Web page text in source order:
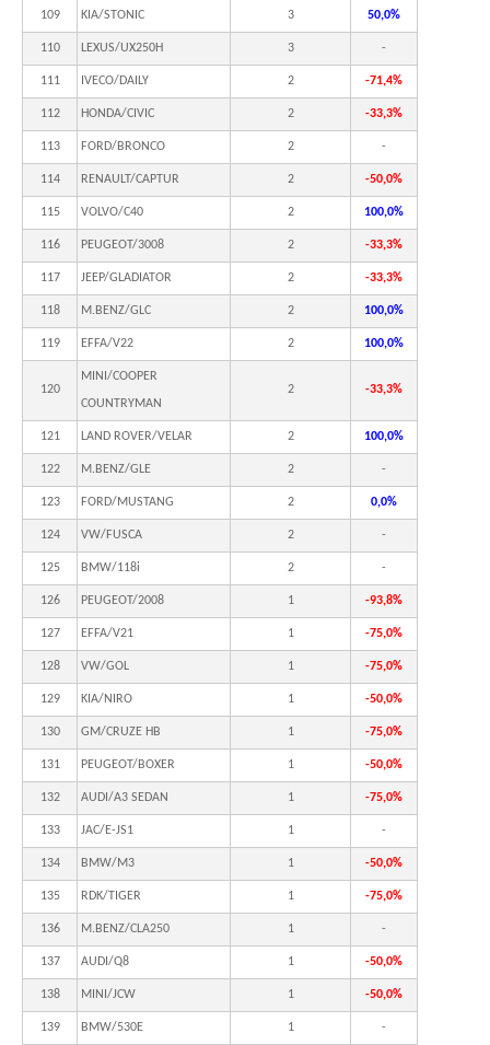
109 KIA/STONIC 3 50,0%
110 LEXUS/UX250H 3 -
111 IVECO/DAILY 2 -71,4%
112 HONDA/CIVIC 2 -33,3%
113 FORD/BRONCO 2 -
114 RENAULT/CAPTUR 2 -50,0%
115 VOLVO/C40 2 100,0%
116 PEUGEOT/3008 2 -33,3%
117 JEEP/GLADIATOR 2 -33,3%
118 M.BENZ/GLC 2 100,0%
119 EFFA/V22 2 100,0%
120
MINI/COOPER
COUNTRYMAN
2 -33,3%
121 LAND ROVER/VELAR 2 100,0%
122 M.BENZ/GLE 2 -
123 FORD/MUSTANG 2 0,0%
124 VW/FUSCA 2 -
125 BMW/118i 2 -
126 PEUGEOT/2008 1 -93,8%
127 EFFA/V21 1 -75,0%
128 VW/GOL 1 -75,0%
129 KIA/NIRO 1 -50,0%
130 GM/CRUZE HB 1 -75,0%
131 PEUGEOT/BOXER 1 -50,0%
132 AUDI/A3 SEDAN 1 -75,0%
133 JAC/E-JS1 1 -
134 BMW/M3 1 -50,0%
135 RDK/TIGER 1 -75,0%
136 M.BENZ/CLA250 1 -
137 AUDI/Q8 1 -50,0%
138 MINI/JCW 1 -50,0%
139 BMW/530E 1 -